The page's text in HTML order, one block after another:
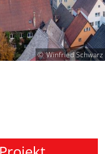
Winfried Schwarz